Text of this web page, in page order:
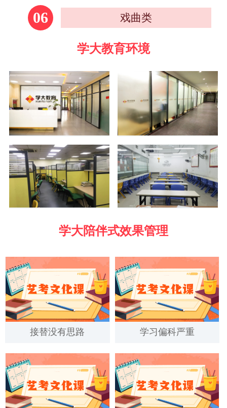
06 戏曲类
学大教育环境
学大陪伴式效果管理
接替没有思路 学习偏科严重